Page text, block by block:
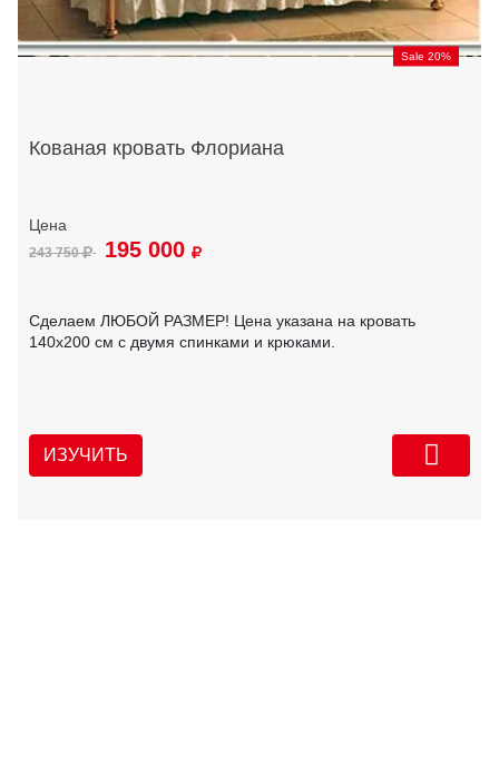
Sale 20%
Кованая кровать Флориана
243 750 195 000
Сделаем ЛЮБОЙ РАЗМЕР! Цена указана на кровать
140х200 см с двумя спинками и крюками.
ИЗУЧИТЬ